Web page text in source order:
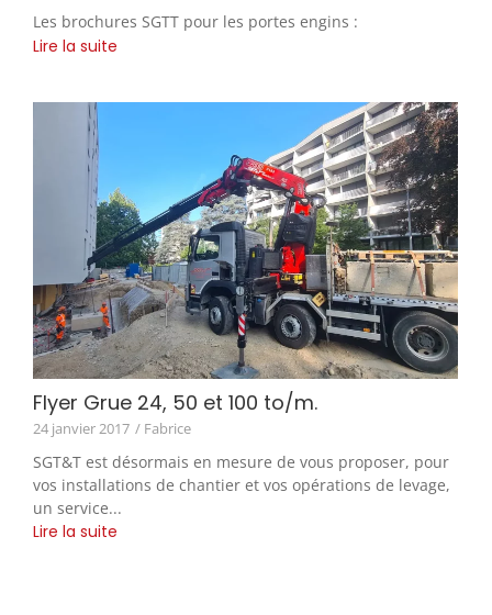
Les brochures SGTT pour les portes engins :
Lire la suite
Flyer Grue 24, 50 et 100 to/m.
24 janvier 2017 / Fabrice
SGT&T est désormais en mesure de vous proposer, pour
vos installations de chantier et vos opérations de levage,
un service...
Lire la suite